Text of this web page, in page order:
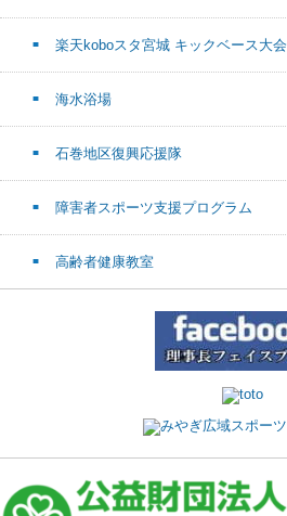
楽天koboスタ宮城 キックベース大会
海水浴場
石巻地区復興応援隊
障害者スポーツ支援プログラム
高齢者健康教室